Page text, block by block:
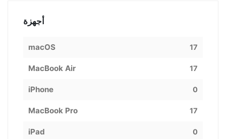
أجهزة
macOS 17
MacBook Air 17
iPhone 0
MacBook Pro 17
iPad 0